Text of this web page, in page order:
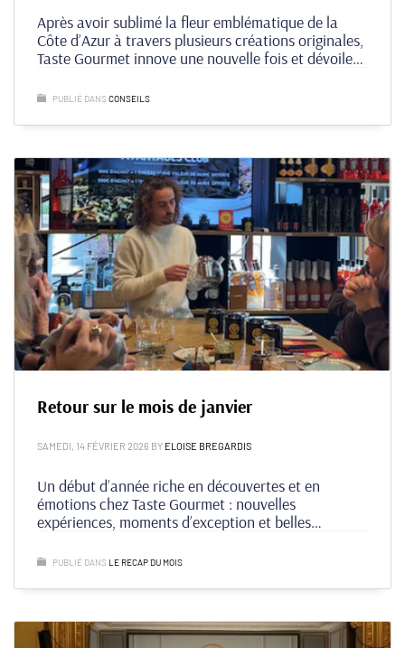
Après avoir sublimé la fleur emblématique de la
Côte d’Azur à travers plusieurs créations originales,
Taste Gourmet innove une nouvelle fois et dévoile
la première limonade artisanale au mimosa, née au
PUBLIÉ DANS CONSEILS
Retour sur le mois de janvier
SAMEDI, 14 FÉVRIER 2026 BY ELOISE BREGARDIS
Un début d’année riche en découvertes et en
émotions chez Taste Gourmet : nouvelles
expériences, moments d’exception et belles
sur les temps forts qui ont marqué ce premier
PUBLIÉ DANS LE RECAP DU MOIS